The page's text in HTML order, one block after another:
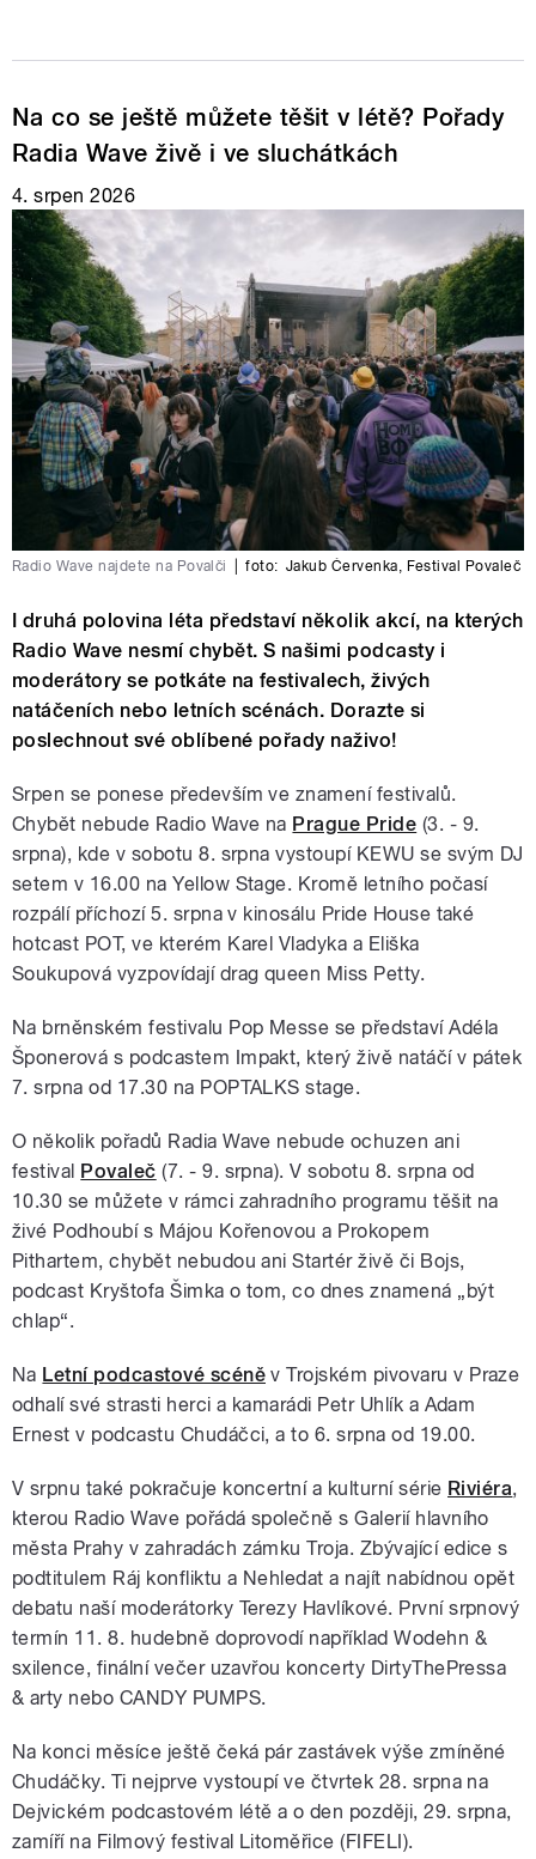
Na co se ještě můžete těšit v létě? Pořady
Radia Wave živě i ve sluchátkách
4. srpen 2026
Radio Wave najdete na Povalči foto: Jakub Červenka, Festival Povaleč
I druhá polovina léta představí několik akcí, na kterých
Radio Wave nesmí chybět. S našimi podcasty i
moderátory se potkáte na festivalech, živých
natáčeních nebo letních scénách. Dorazte si
poslechnout své oblíbené pořady naživo!
Srpen se ponese především ve znamení festivalů.
Chybět nebude Radio Wave na Prague Pride (3. - 9.
srpna), kde v sobotu 8. srpna vystoupí KEWU se svým DJ
setem v 16.00 na Yellow Stage. Kromě letního počasí
rozpálí příchozí 5. srpna v kinosálu Pride House také
hotcast POT, ve kterém Karel Vladyka a Eliška
Soukupová vyzpovídají drag queen Miss Petty.
Na brněnském festivalu Pop Messe se představí Adéla
Šponerová s podcastem Impakt, který živě natáčí v pátek
7. srpna od 17.30 na POPTALKS stage.
O několik pořadů Radia Wave nebude ochuzen ani
festival Povaleč (7. - 9. srpna). V sobotu 8. srpna od
10.30 se můžete v rámci zahradního programu těšit na
živé Podhoubí s Májou Kořenovou a Prokopem
Pithartem, chybět nebudou ani Startér živě či Bojs,
podcast Kryštofa Šimka o tom, co dnes znamená „být
chlap“.
Na Letní podcastové scéně v Trojském pivovaru v Praze
odhalí své strasti herci a kamarádi Petr Uhlík a Adam
Ernest v podcastu Chudáčci, a to 6. srpna od 19.00.
V srpnu také pokračuje koncertní a kulturní série Riviéra,
kterou Radio Wave pořádá společně s Galerií hlavního
města Prahy v zahradách zámku Troja. Zbývající edice s
podtitulem Ráj konfliktu a Nehledat a najít nabídnou opět
debatu naší moderátorky Terezy Havlíkové. První srpnový
termín 11. 8. hudebně doprovodí například Wodehn &
sxilence, finální večer uzavřou koncerty DirtyThePressa
& arty nebo CANDY PUMPS.
Na konci měsíce ještě čeká pár zastávek výše zmíněné
Chudáčky. Ti nejprve vystoupí ve čtvrtek 28. srpna na
Dejvickém podcastovém létě a o den později, 29. srpna,
zamíří na Filmový festival Litoměřice (FIFELI).